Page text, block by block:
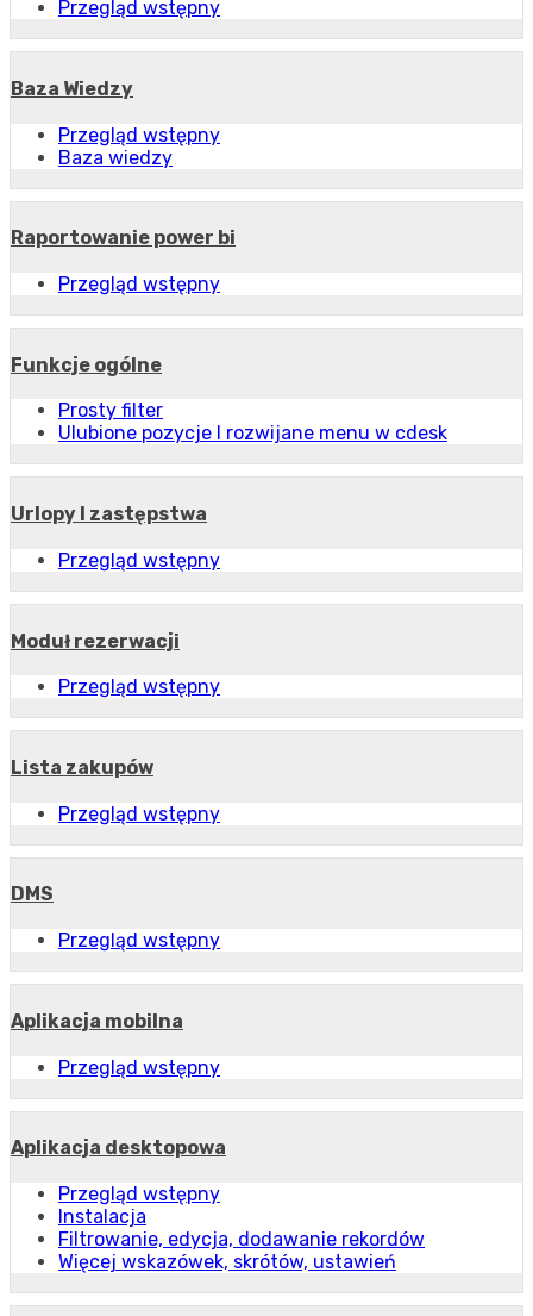
Przegląd wstępny
Baza Wiedzy
Przegląd wstępny
Baza wiedzy
Raportowanie power bi
Przegląd wstępny
Funkcje ogólne
Prosty filter
Ulubione pozycje I rozwijane menu w cdesk
Urlopy I zastępstwa
Przegląd wstępny
Moduł rezerwacji
Przegląd wstępny
Lista zakupów
Przegląd wstępny
DMS
Przegląd wstępny
Aplikacja mobilna
Przegląd wstępny
Aplikacja desktopowa
Przegląd wstępny
Instalacja
Filtrowanie, edycja, dodawanie rekordów
Więcej wskazówek, skrótów, ustawień